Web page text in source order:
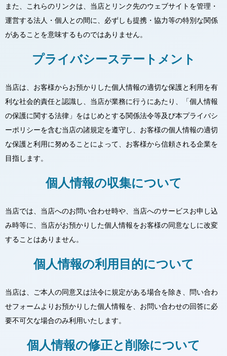
また、これらのリンクは、当店とリンク先のウェブサイトを管理・
運営する法人・個人との間に、必ずしも提携・協力等の特別な関係
があることを意味するものではありません。
プライバシーステートメント
当店は、お客様からお預かりした個人情報の適切な保護と利用を有
利な社会的責任と認識し、当店が業務に行うにあたり、「個人情報
の保護に関する法律」をはじめとする関係法令等及び本プライバシ
ーポリシーを含む当店の諸規定を遵守し、お客様の個人情報の適切
な保護と利用に努めることによって、お客様から信頼される企業を
目指します。
個人情報の収集について
当店では、当店へのお問い合わせ時や、当店へのサービスお申し込
み時等に、当店がお預かりした個人情報をお客様の同意なしに改変
することはありません。
個人情報の利用目的について
当店は、ご本人の同意又は法令に規定がある場合を除き、問い合わ
せフォームよりお預かりした個人情報を、お問い合わせの回答に必
要不可欠な場合のみ利用いたします。
個人情報の修正と削除について